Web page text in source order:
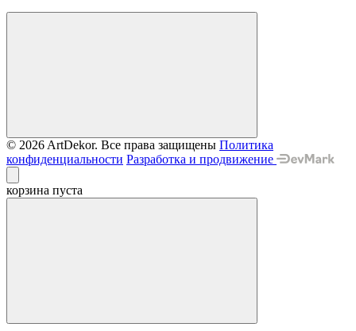
© 2026 ArtDekor. Все права защищены Политика
конфиденциальности Разработка и продвижение
корзина пуста